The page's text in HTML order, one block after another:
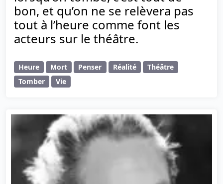
bon, et qu’on ne se relèvera pas
tout à l’heure comme font les
acteurs sur le théâtre.
Heure Mort Penser Réalité
Théâtre
Tomber
Vie